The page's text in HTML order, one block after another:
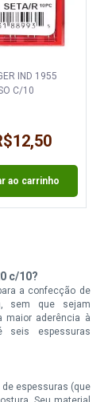
IND 1955
C/10
ao carrinho
c/10?
a confecção de
sem que sejam
maior aderência à
seis espessuras
espessuras (que